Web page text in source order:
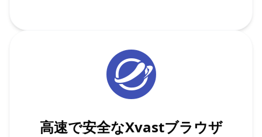
高速で安全なXvastブラウザ